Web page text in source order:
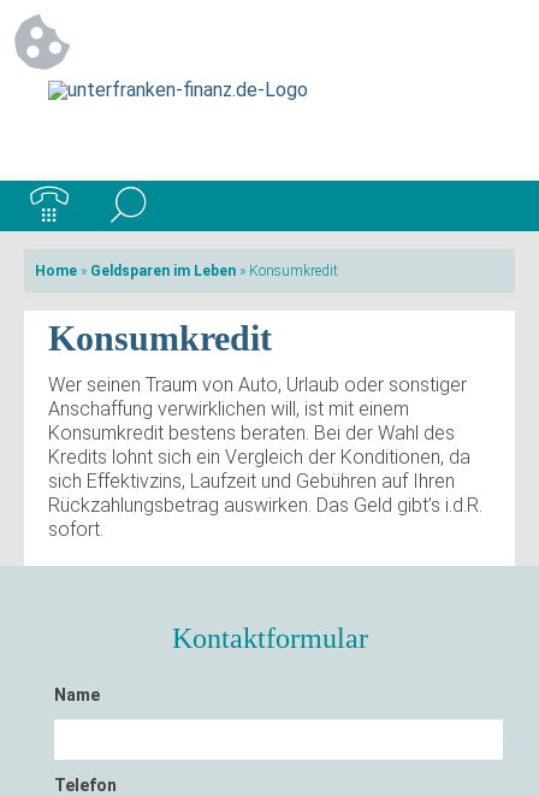
Home » Geldsparen im Leben » Konsumkredit
Konsumkredit
Wer seinen Traum von Auto, Urlaub oder sonstiger
Anschaffung verwirklichen will, ist mit einem
Konsumkredit bestens beraten. Bei der Wahl des
Kredits lohnt sich ein Vergleich der Konditionen, da
sich Effektivzins, Laufzeit und Gebühren auf Ihren
Rückzahlungsbetrag auswirken. Das Geld gibt’s i.d.R.
sofort.
Kontaktformular
Name
Telefon